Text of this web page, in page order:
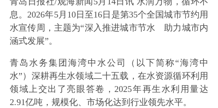
息。2026年5月10日至16日是第35个全国城市节约用
水宣传周，主题为“深入推进城市节水 助力城市内
涵式发展”。
青岛水务集团海湾中水公司（以下简称“海湾中
水”）深耕再生水领域二十五载，在水资源循环利用
领域上交出了亮眼答卷，2025年再生水利用量达
2.91亿吨，规模化、市场化达到行业领先水平。